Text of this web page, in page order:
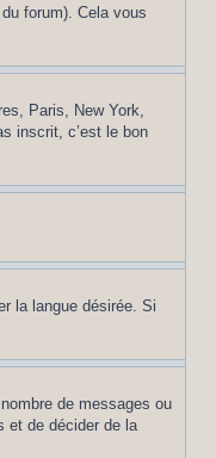
forum). Cela vous
Paris, New York,
inscrit, c’est le bon
la langue désirée. Si
de messages ou
et de décider de la